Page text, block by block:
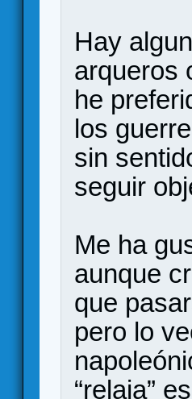
Hay
arqueros
he
los
sin
seguir
Me ha
aunque
que
pero lo
“relaja”